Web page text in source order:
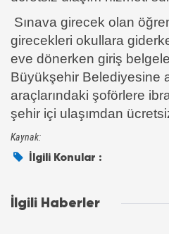
Sınava girecek olan
girecekleri okullara
eve dönerken giriş
Büyükşehir Belediyesine
araçlarındaki şoförlere
şehir içi ulaşımdan
Kaynak:
İlgili Konular :
İlgili Haberler